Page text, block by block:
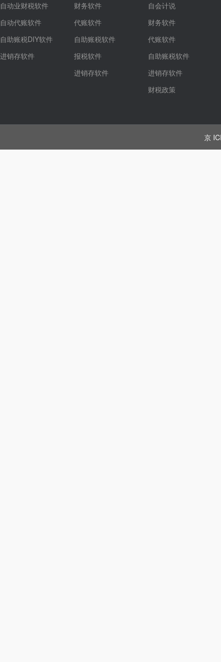
自动业财税软件
自动代账软件
自助账税DIY软件
进销存软件
财务软件
代账软件
自助账税软件
报税软件
进销存软件
自会计说
财务软件
代账软件
自助账税软件
进销存软件
财税政策
京